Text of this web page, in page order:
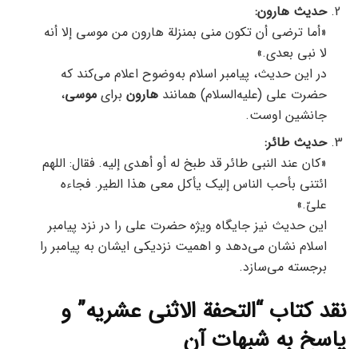
حدیث هارون:
«أما ترضى أن تكون مني بمنزلة هارون من موسى إلا أنه
لا نبي بعدي.»
در این حدیث، پیامبر اسلام به‌وضوح اعلام می‌کند که
حضرت علی (علیه‌السلام) همانند هارون برای موسی،
جانشین اوست.
حدیث طائر:
«كان عند النبي طائر قد طبخ له أو أهدي إليه. فقال: اللهم
ائتني بأحب الناس إليك يأكل معي هذا الطير. فجاءه
عليّ.»
این حدیث نیز جایگاه ویژه حضرت علی را در نزد پیامبر
اسلام نشان می‌دهد و اهمیت نزدیکی ایشان به پیامبر را
برجسته می‌سازد.
نقد کتاب “التحفة الاثنی عشریه” و
پاسخ به شبهات آن